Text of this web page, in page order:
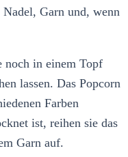
Garn und, wenn
noch in einem Topf
lassen. Das Popcorn
Farben
ist, reihen sie das
Garn auf.